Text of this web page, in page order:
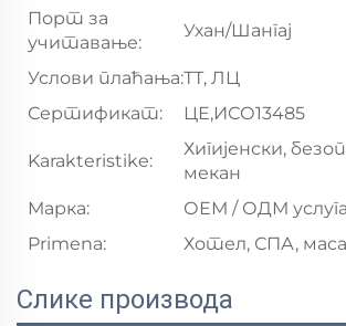
Порт за
учитавање:
Ухан/Шангај
Услови плаћања:ТТ, ЛЦ
Сертификат:
ЦЕ,ИСО13485
Karakteristike:
Хигијенски,
мекан
Марка:
ОЕМ / ОДМ услуга
Primena:
Хотел, СПА,
Слике производа